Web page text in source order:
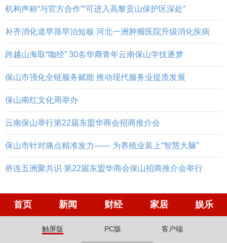
机构声称“与官方合作”“可进入高黎贡山保护区深处”
补齐消化道早筛早治短板 河北一洲肿瘤医院升级消化疾病
跨越山海取“咖经” 30名华裔青年云南保山学技逐梦
保山市强化全链服务赋能 推动现代服务业提质发展
保山南红文化周举办
云南保山举行第22届东盟华商会招商推介会
保山市针对痛点精准发力—— 为养殖业装上“智慧大脑”
侨连五洲聚共识 第22届东盟华商会保山招商推介会举行
首页 新闻 财经 家居 娱乐
触屏版 PC版 客户端